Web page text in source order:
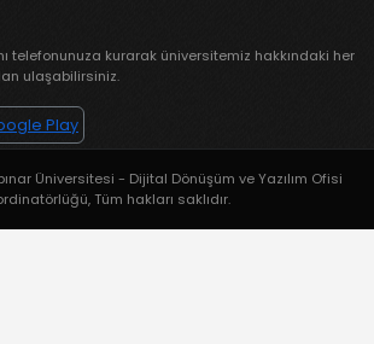
telefonunuza kurarak üniversitemiz hakkındaki her
ulaşabilirsiniz.
Üniversitesi - Dijital Dönüşüm ve Yazılım Ofisi
Tüm hakları saklıdır.